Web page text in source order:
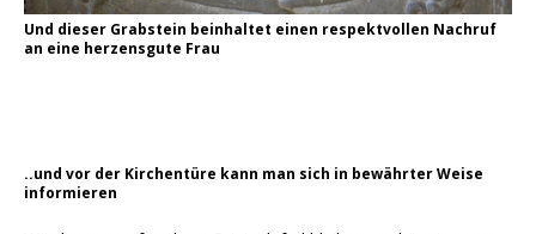
Und dieser Grabstein beinhaltet einen respektvollen Nachruf
an eine herzensgute Frau
..und vor der Kirchentüre kann man sich in bewährter Weise
informieren